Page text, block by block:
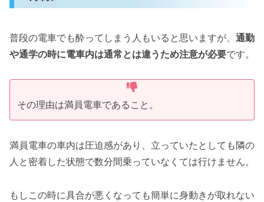
普段の電車でも酔ってしまう人もいると思いますが、 通勤
や通学の時に電車内は通常とは違うため注意が必要です。
その理由は満員電車であること。
満員電車の車内は圧迫感があり、立っていたとしても隣の
人と密着した状態で数分間乗っていなくては行けません。
もしこの時に具合が悪くなっても簡単に身動きが取れない